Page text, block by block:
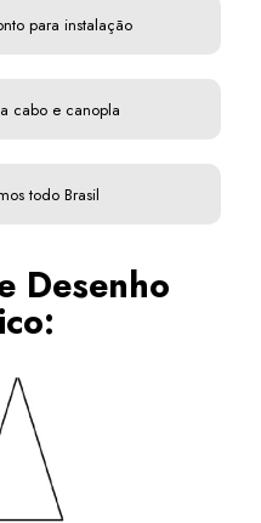
para instalação
cabo e canopla
todo Brasil
Desenho